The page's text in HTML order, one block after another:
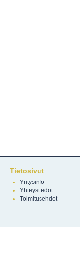
Tietosivut
Yritysinfo
Yhteystiedot
Toimitusehdot